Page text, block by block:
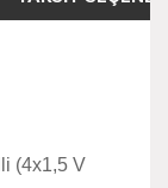
(4x1,5 V